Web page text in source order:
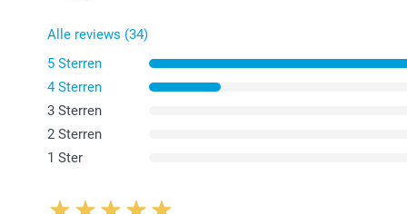
Alle reviews (34)
5 Sterren
4 Sterren
3 Sterren
2 Sterren
1 Ster